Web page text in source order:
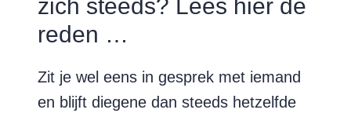
zich steeds? Lees hier de
reden …
Zit je wel eens in gesprek met iemand
en blijft diegene dan steeds hetzelfde